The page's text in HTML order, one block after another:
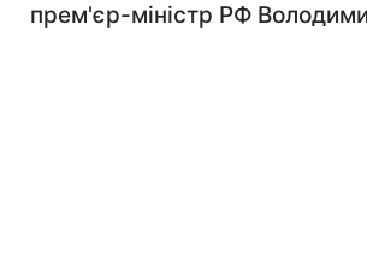
прем'єр-міністр РФ